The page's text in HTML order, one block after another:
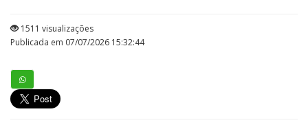
1511 visualizações
Publicada em 07/07/2026 15:32:44